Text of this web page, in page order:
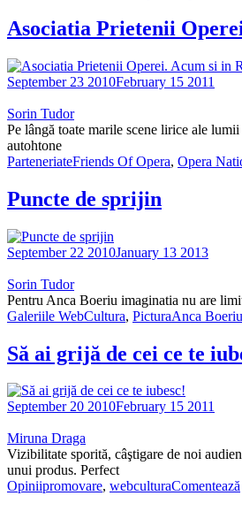
Asociatia Prietenii
September 23 2010February 15 2011
Sorin Tudor
Pe lângă toate marile scene lirice ale
autohtone
ParteneriateFriends Of Opera, Opera
Puncte de sprijin
September 22 2010January 13 2013
Sorin Tudor
Pentru Anca Boeriu imaginatia nu are
Galeriile WebCultura, PicturaAnca Boeriu
Să ai grijă de cei ce te
September 20 2010February 15 2011
Miruna Draga
Vizibilitate sporită, câştigare de noi
unui produs. Perfect
Opiniipromovare, webculturaComentează